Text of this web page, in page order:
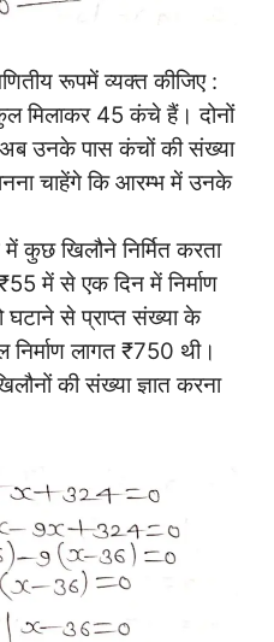
रूपमें व्यक्त कीजिए :
मिलाकर 45 कंचे हैं। दोनों
उनके पास कंचों की संख्या
चाहेंगे कि आरम्भ में उनके
कुछ खिलौने निर्मित करता
में से एक दिन में निर्माण
घटाने से प्राप्त संख्या के
लागत ₹750 थी।
की संख्या ज्ञात करना